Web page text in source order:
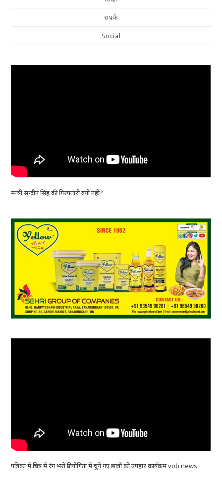
संपर्क
Social
मन्त्री सन्दीप सिंह की गिरफ्तारी क्यो नही?
पत्रिका में चित्र में रंग भरो प्रतियोगिता में चुने गए छात्रों को उपहार कार्यक्रम vob news